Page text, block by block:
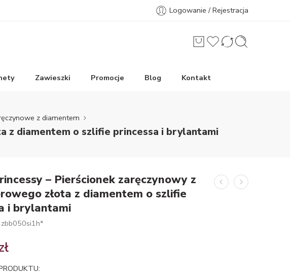
Logowanie / Rejestracja
Zawieszki Promocje Blog Kontakt
z diamentem
z diamentem o szlifie princessa i brylantami
– Pierścionek zaręczynowy z
złota z diamentem o szlifie
i brylantami